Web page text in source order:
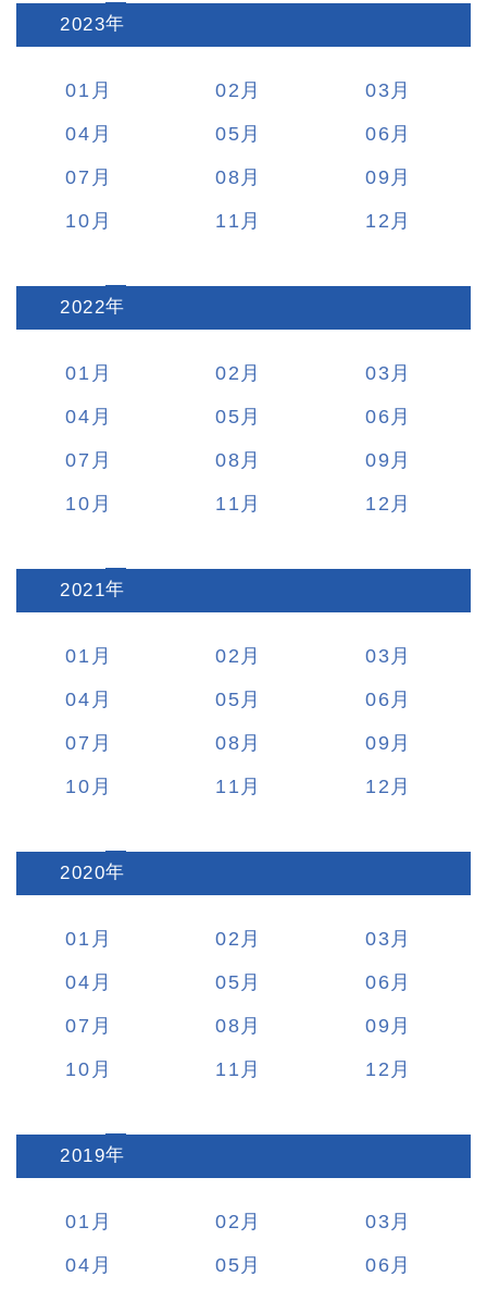
2023:
01 02
03
04
05
06
07
08
09
10
11 12
2022:
01 02
03
04
05
06
07
08
09
10
11 12
2021:
01 02
03
04
05
06
07
08
09
10
11 12
2020:
01 02
03
04
05
06
07
08
09
10
11 12
2019:
01 02
03
04
05
06